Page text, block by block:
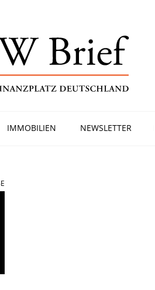
IMMOBILIEN NEWSLETTER